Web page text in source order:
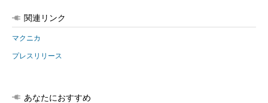
関連リンク
マクニカ
プレスリリース
あなたにおすすめ